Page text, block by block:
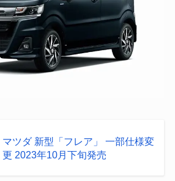
マツダ 新型「フレア」 一部仕様変
更 2023年10月下旬発売